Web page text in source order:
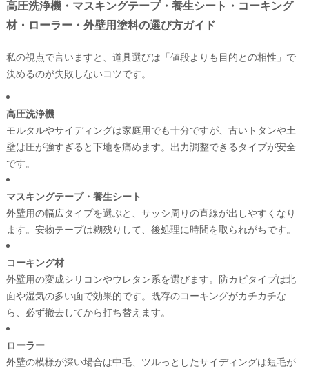
高圧洗浄機・マスキングテープ・養生シート・コーキング
材・ローラー・外壁用塗料の選び方ガイド
私の視点で言いますと、道具選びは「値段よりも目的との相性」で
決めるのが失敗しないコツです。
高圧洗浄機
モルタルやサイディングは家庭用でも十分ですが、古いトタンや土
壁は圧が強すぎると下地を痛めます。出力調整できるタイプが安全
です。
マスキングテープ・養生シート
外壁用の幅広タイプを選ぶと、サッシ周りの直線が出しやすくなり
ます。安物テープは糊残りして、後処理に時間を取られがちです。
コーキング材
外壁用の変成シリコンやウレタン系を選びます。防カビタイプは北
面や湿気の多い面で効果的です。既存のコーキングがカチカチな
ら、必ず撤去してから打ち替えます。
ローラー
外壁の模様が深い場合は中毛、ツルっとしたサイディングは短毛が